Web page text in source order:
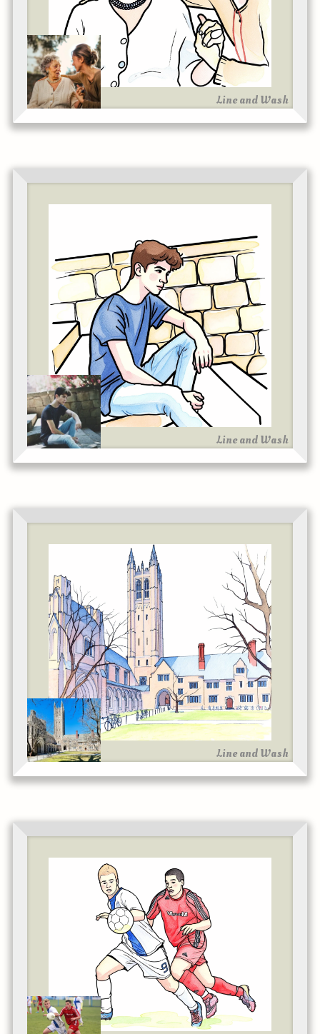
Line and Wash
Line and Wash
Line and Wash